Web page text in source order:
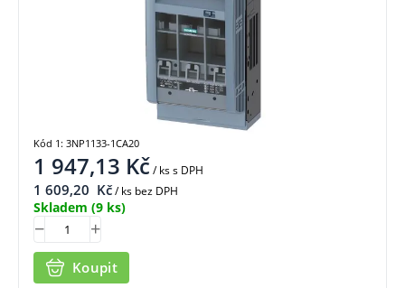
1 947,13 Kč/ kss DPH
1 609,20 Kč/ ks bez DPH
Skladem (9 ks)
Koupit
Kód 1: 3NP1133-1CA20